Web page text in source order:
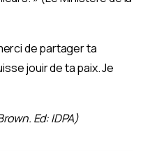
de partager ta
jouir de ta paix. Je
Ed: IDPA)